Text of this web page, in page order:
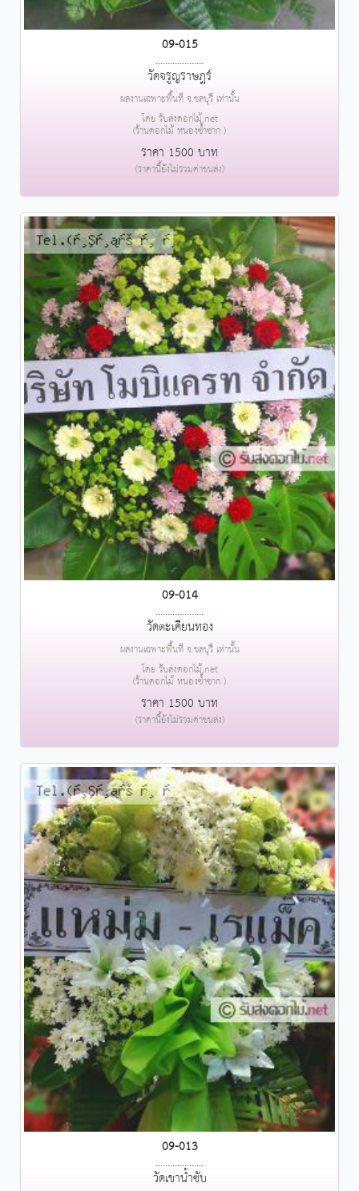
09-015
....................
วัดจรูญราษฎร์
ผลงานเฉพาะพื้นที่ จ.ชลบุรี เท่านั้น
โดย รับส่งดอกไม้.net
(ร้านดอกไม้ หนองซ้ำซาก )
ราคา 1500 บาท
(ราคานี้ยังไม่รวมค่าขนส่ง)
09-014
....................
วัดตะเคียนทอง
ผลงานเฉพาะพื้นที่ จ.ชลบุรี เท่านั้น
โดย รับส่งดอกไม้.net
(ร้านดอกไม้ หนองซ้ำซาก )
ราคา 1500 บาท
(ราคานี้ยังไม่รวมค่าขนส่ง)
09-013
....................
วัดเขาน้ำซับ